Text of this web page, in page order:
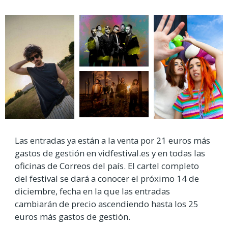
Las entradas ya están a la venta por 21 euros más
gastos de gestión en vidfestival.es y en todas las
oficinas de Correos del país. El cartel completo
del festival se dará a conocer el próximo 14 de
diciembre, fecha en la que las entradas
cambiarán de precio ascendiendo hasta los 25
euros más gastos de gestión.